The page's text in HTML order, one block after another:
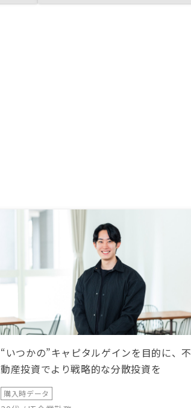
“いつかの”キャピタルゲインを目的に、不
動産投資でより戦略的な分散投資を
購入時データ